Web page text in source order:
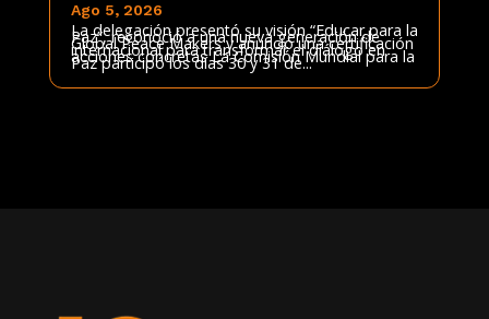
Ago 5, 2026
La delegación presentó su visión “Educar para la
Paz”, reconoció a una nueva generación de
Global Peace Makers y anunció una certificación
internacional para transformar el diálogo en
acciones concretas La Comisión Mundial para la
Paz participó los días 30 y 31 de...